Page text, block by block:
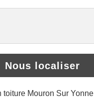
Nous localiser
toiture Mouron Sur Yonne